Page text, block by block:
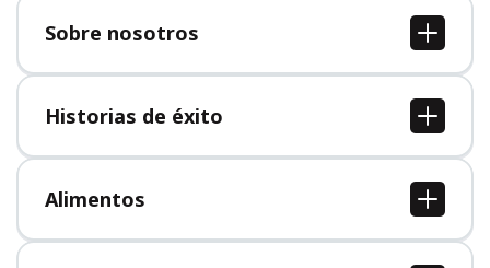
Sobre nosotros
Sobre nosotros
Empleo
Prensa
Historias de éxito
Todas las historias de éxito
Alimentos
Todos los alimentos